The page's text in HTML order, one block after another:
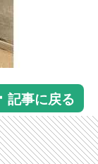
記事に戻る